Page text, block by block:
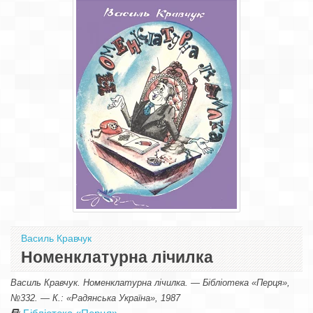
Василь Кравчук
Номенклатурна лічилка
Василь Кравчук. Номенклатурна лічилка. — Бібліотека «Перця»,
№332. — К.: «Радянська Україна», 1987